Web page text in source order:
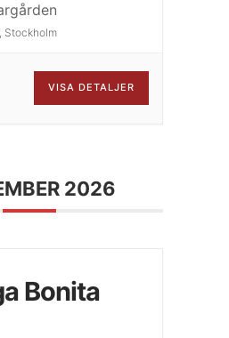
Stockholm
VISA DETALJER
2026
Bonita